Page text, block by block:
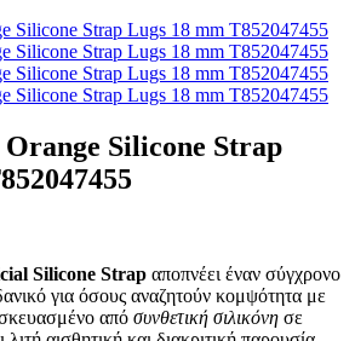
Silicone Strap
Silicone Strap αποπνέει έναν σύγχρονο
για όσους αναζητούν κομψότητα με
από συνθετική σιλικόνη σε